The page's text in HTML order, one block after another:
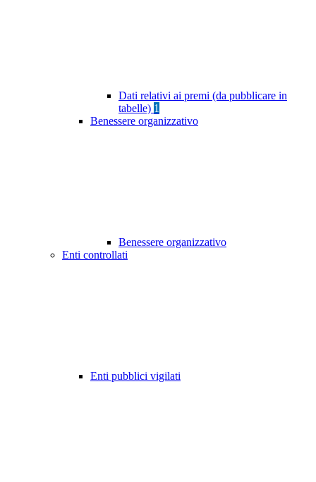
Dati relativi ai premi (da pubblicare in
tabelle) 1
Benessere organizzativo
Benessere organizzativo
Enti controllati
Enti pubblici vigilati